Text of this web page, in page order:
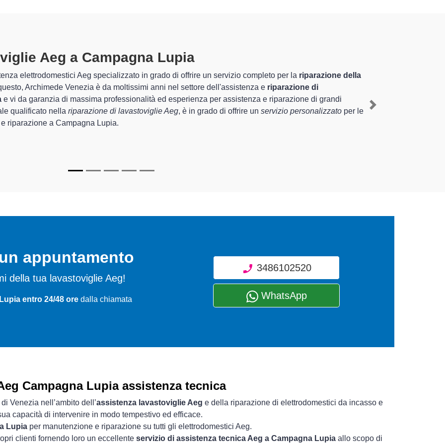
Aeg A Campagna Lupiaspecializzati altamente
sono in grado di garantire al cliente esperienza pluriennale nel territorio di Campagna Lupia e
e lariparazione della tua lavastoviglie Aeg a Campagna Lupia, mediante il ripristino rapido
Venezia sono in grado di fornire interventi di diverse tipologie sugli elettrodomestici da riparare
Next
appuntamento
della tua lavastoviglie Aeg!
entro 24/48 ore dalla chiamata
3486102520
WhatsApp
Campagna Lupia assistenza tecnica
Venezia nell’ambito dell’assistenza lavastoviglie Aeg e della riparazione di elettrodomestici da incasso e
capacità di intervenire in modo tempestivo ed efficace.
Lupia per manutenzione e riparazione su tutti gli elettrodomestici Aeg.
clienti fornendo loro un eccellente servizio di assistenza tecnica Aeg a Campagna Lupia allo scopo di